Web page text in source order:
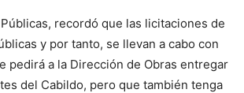
recordó que las licitaciones de
y por tanto, se llevan a cabo con
pedirá a la Dirección de Obras entregar
del Cabildo, pero que también tenga